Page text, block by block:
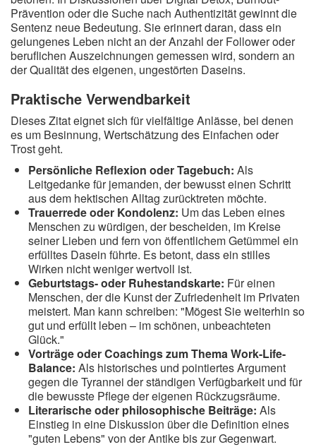
Prävention oder die Suche nach Authentizität gewinnt die
Sentenz neue Bedeutung. Sie erinnert daran, dass ein
gelungenes Leben nicht an der Anzahl der Follower oder
beruflichen Auszeichnungen gemessen wird, sondern an
der Qualität des eigenen, ungestörten Daseins.
Praktische Verwendbarkeit
Dieses Zitat eignet sich für vielfältige Anlässe, bei denen
es um Besinnung, Wertschätzung des Einfachen oder
Trost geht.
Persönliche Reflexion oder Tagebuch: Als
Leitgedanke für jemanden, der bewusst einen Schritt
aus dem hektischen Alltag zurücktreten möchte.
Trauerrede oder Kondolenz: Um das Leben eines
Menschen zu würdigen, der bescheiden, im Kreise
seiner Lieben und fern von öffentlichem Getümmel ein
erfülltes Dasein führte. Es betont, dass ein stilles
Wirken nicht weniger wertvoll ist.
Geburtstags- oder Ruhestandskarte: Für einen
Menschen, der die Kunst der Zufriedenheit im Privaten
meistert. Man kann schreiben: "Mögest Sie weiterhin so
gut und erfüllt leben – im schönen, unbeachteten
Glück."
Vorträge oder Coachings zum Thema Work-Life-
Balance: Als historisches und pointiertes Argument
gegen die Tyrannei der ständigen Verfügbarkeit und für
die bewusste Pflege der eigenen Rückzugsräume.
Literarische oder philosophische Beiträge: Als
Einstieg in eine Diskussion über die Definition eines
"guten Lebens" von der Antike bis zur Gegenwart.